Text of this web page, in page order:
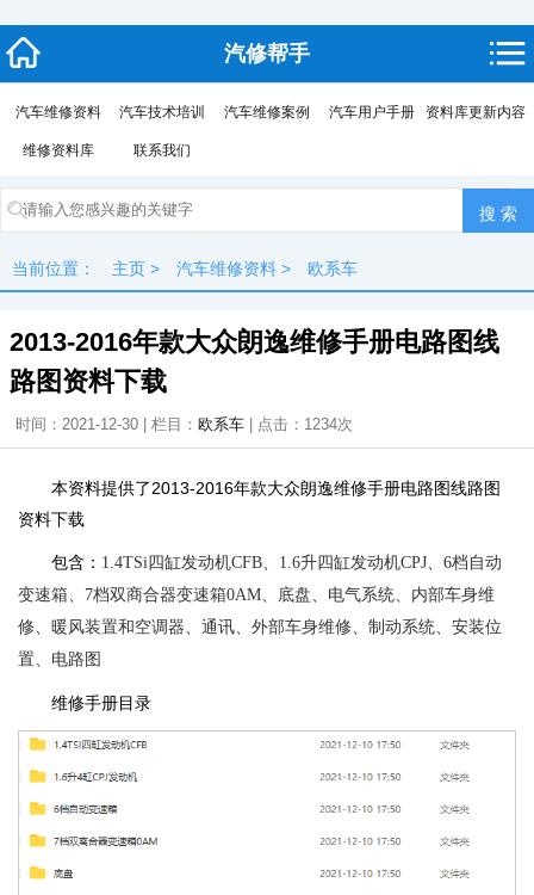
汽修帮手
汽车维修资料 汽车技术培训 汽车维修案例 汽车用户手册 资料库更新内容
维修资料库 联系我们
当前位置： 主页 > 汽车维修资料 > 欧系车
2013-2016年款大众朗逸维修手册电路图线
路图资料下载
时间：2021-12-30 | 栏目： 欧系车 | 点击： 1234次
本资料提供了2013-2016年款大众朗逸维修手册电路图线路图
资料下载
包含： 1.4TSi四缸发动机CFB、1.6升四缸发动机CPJ、6档自动
变速箱、7档双商合器变速箱0AM、底盘、电气系统、内部车身维
修、暖风装置和空调器、通讯、外部车身维修、制动系统、安装位
置、电路图
维修手册目录